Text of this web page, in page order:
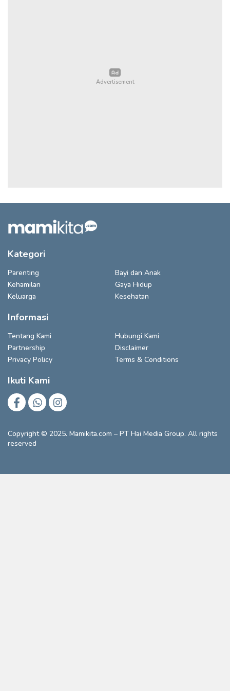
Kategori
Parenting
Bayi dan Anak
Kehamilan
Gaya Hidup
Keluarga
Kesehatan
Informasi
Tentang Kami
Hubungi Kami
Partnership
Disclaimer
Privacy Policy
Terms & Conditions
Ikuti Kami
Copyright © 2025. Mamikita.com – PT Hai Media Group. All rights
reserved